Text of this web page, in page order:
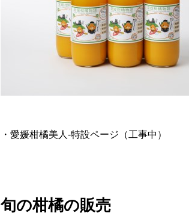
・愛媛柑橘美人-特設ページ（工事中）
旬の柑橘の販売